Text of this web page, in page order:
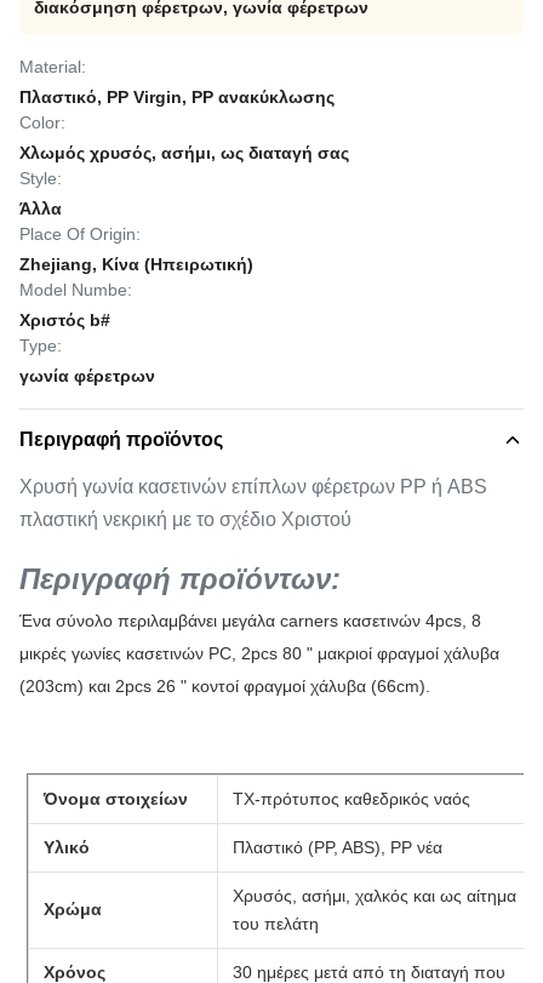
διακόσμηση φέρετρων, γωνία φέρετρων
Material:
Πλαστικό, PP Virgin, PP ανακύκλωσης
Color:
Χλωμός χρυσός, ασήμι, ως διαταγή σας
Style:
Άλλα
Place Of Origin:
Zhejiang, Κίνα (Ηπειρωτική)
Model Numbe:
Χριστός b#
Type:
γωνία φέρετρων
Περιγραφή προϊόντος
Χρυσή γωνία κασετινών επίπλων φέρετρων PP ή ABS
πλαστική νεκρική με το σχέδιο Χριστού
Περιγραφή προϊόντων:
Ένα σύνολο περιλαμβάνει μεγάλα carners κασετινών 4pcs, 8
μικρές γωνίες κασετινών PC, 2pcs 80 " μακριοί φραγμοί χάλυβα
(203cm) και 2pcs 26 " κοντοί φραγμοί χάλυβα (66cm).
Όνομα στοιχείων TX-πρότυπος καθεδρικός ναός
Υλικό Πλαστικό (PP, ABS), PP νέα
Χρώμα
Χρυσός, ασήμι, χαλκός και ως αίτημα
του πελάτη
Χρόνος
30 ημέρες μετά από τη διαταγή που